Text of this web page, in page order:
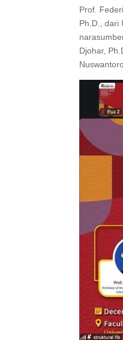
Prof.
Ph.D., dari
Djohar,